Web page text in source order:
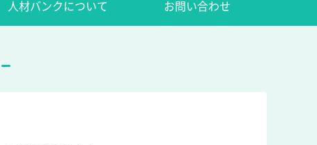
人材バンクについて お問い合わせ